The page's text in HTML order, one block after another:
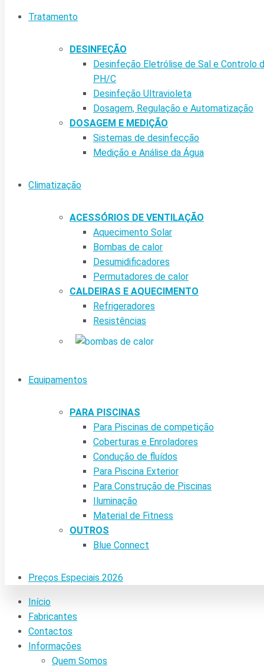
Tratamento
DESINFEÇÃO
Desinfeção Eletrólise de Sal e Controlo
PH/C
Desinfeção Ultravioleta
Dosagem, Regulação e Automatização
DOSAGEM E MEDIÇÃO
Sistemas de desinfecção
Medição e Análise da Água
Climatização
ACESSÓRIOS DE VENTILAÇÃO
Aquecimento Solar
Bombas de calor
Desumidificadores
Permutadores de calor
CALDEIRAS E AQUECIMENTO
Refrigeradores
Resistências
Equipamentos
PARA PISCINAS
Para Piscinas de competição
Coberturas e Enroladores
Condução de fluídos
Para Piscina Exterior
Para Construção de Piscinas
Iluminação
Material de Fitness
OUTROS
Blue Connect
Preços Especiais 2026
Início
Fabricantes
Contactos
Informações
Quem Somos